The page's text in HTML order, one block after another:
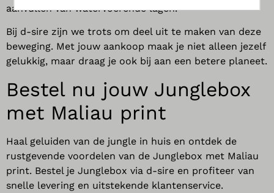
aanvullen van watervoerende lagen.
Bij d-sire zijn we trots om deel uit te maken van deze
beweging. Met jouw aankoop maak je niet alleen jezelf
gelukkig, maar draag je ook bij aan een betere planeet.
Bestel nu jouw Junglebox
met Maliau print
Haal geluiden van de jungle in huis en ontdek de
rustgevende voordelen van de Junglebox met Maliau
print. Bestel je Junglebox via d-sire en profiteer van
snelle levering en uitstekende klantenservice.